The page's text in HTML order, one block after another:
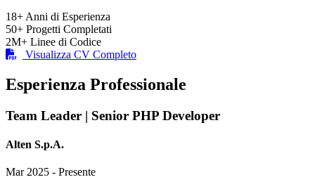
18+ Anni di Esperienza
50+ Progetti Completati
2M+ Linee di Codice
Visualizza CV Completo
Esperienza Professionale
Team Leader | Senior PHP Developer
Alten S.p.A.
Mar 2025 - Presente